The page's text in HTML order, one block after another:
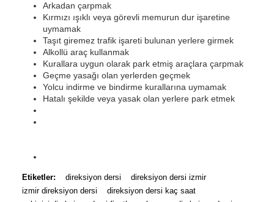
Arkadan çarpmak
Kırmızı ışıklı veya görevli memurun dur işaretine
uymamak
Taşıt giremez trafik işareti bulunan yerlere girmek
Alkollü araç kullanmak
Kurallara uygun olarak park etmiş araçlara çarpmak
Geçme yasağı olan yerlerden geçmek
Yolcu indirme ve bindirme kurallarına uymamak
Hatalı şekilde veya yasak olan yerlere park etmek
Etiketler: direksiyon dersi
direksiyon dersi izmir
izmir direksiyon dersi
direksiyon dersi kaç saat